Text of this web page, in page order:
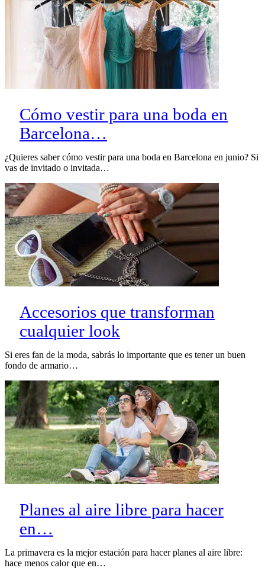
Cómo vestir para una boda en
Barcelona…
¿Quieres saber cómo vestir para una boda en Barcelona en junio? Si
vas de invitado o invitada…
Accesorios que transforman
cualquier look
Si eres fan de la moda, sabrás lo importante que es tener un buen
fondo de armario…
Planes al aire libre para hacer
en…
La primavera es la mejor estación para hacer planes al aire libre:
hace menos calor que en…